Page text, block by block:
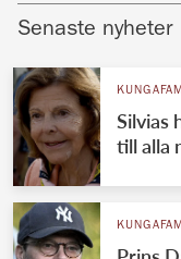
Senaste nyheter
Silvias
till alla